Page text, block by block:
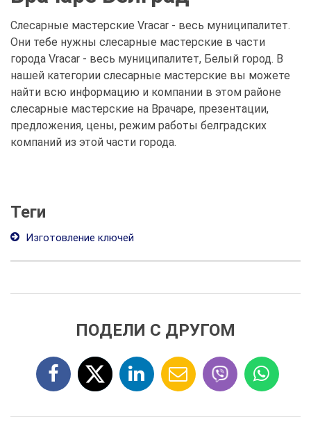
Слесарные мастерские Vracar - весь муниципалитет.
Они тебе нужны слесарные мастерские в части
города Vracar - весь муниципалитет, Белый город. В
нашей категории слесарные мастерские вы можете
найти всю информацию и компании в этом районе
слесарные мастерские на Врачаре, презентации,
предложения, цены, режим работы белградских
компаний из этой части города.
Теги
Изготовление ключей
ПОДЕЛИ С ДРУГОМ